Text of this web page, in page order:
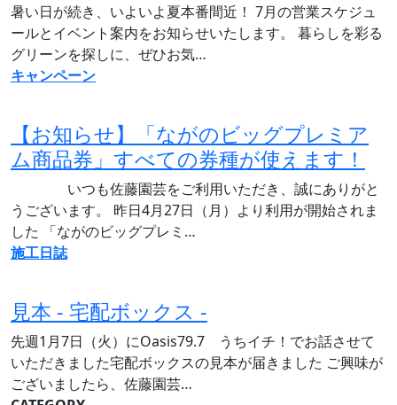
暑い日が続き、いよいよ夏本番間近！ 7月の営業スケジュ
ールとイベント案内をお知らせいたします。 暮らしを彩る
グリーンを探しに、ぜひお気…
キャンペーン
【お知らせ】「ながのビッグプレミア
ム商品券」すべての券種が使えます！
いつも佐藤園芸をご利用いただき、誠にありがと
うございます。 昨日4月27日（月）より利用が開始されま
した 「ながのビッグプレミ…
施工日誌
見本 - 宅配ボックス -
先週1月7日（火）にOasis79.7 うちイチ！でお話させて
いただきました宅配ボックスの見本が届きました ご興味が
ございましたら、佐藤園芸…